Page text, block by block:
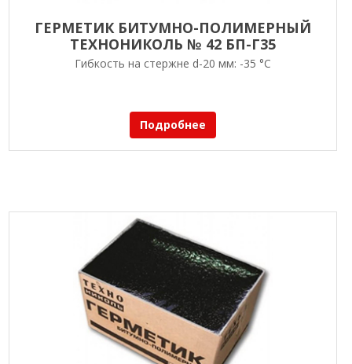
ГЕРМЕТИК БИТУМНО-ПОЛИМЕРНЫЙ
ТЕХНОНИКОЛЬ № 42 БП-Г35
Гибкость на стержне d-20 мм: -35 °С
Подробнее